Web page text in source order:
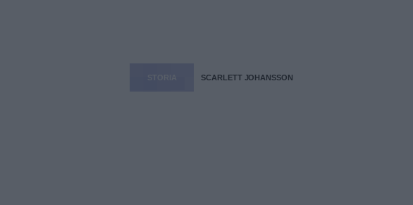
SCARLETT JOHANSSON